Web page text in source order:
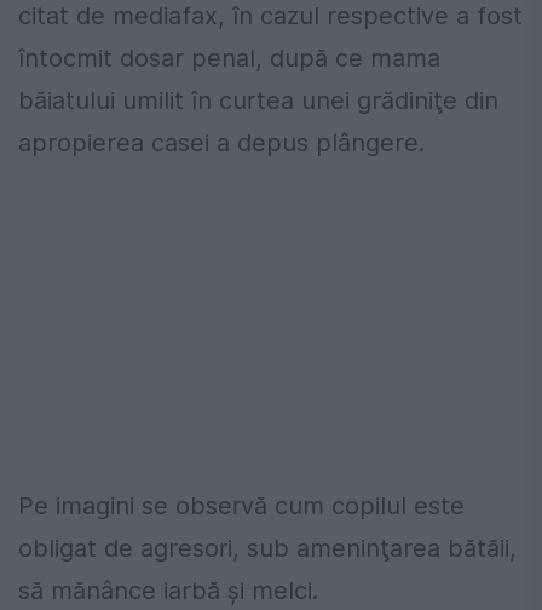
citat de mediafax, în cazul respective a fost
întocmit dosar penal, după ce mama
băiatului umilit în curtea unei grădiniţe din
apropierea casei a depus plângere.
Pe imagini se observă cum copilul este
obligat de agresori, sub ameninţarea bătăii,
să mănânce iarbă şi melci.